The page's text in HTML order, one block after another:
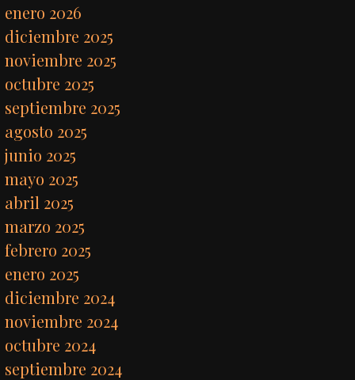
enero 2026
diciembre 2025
noviembre 2025
octubre 2025
septiembre 2025
agosto 2025
junio 2025
mayo 2025
abril 2025
marzo 2025
febrero 2025
enero 2025
diciembre 2024
noviembre 2024
octubre 2024
septiembre 2024